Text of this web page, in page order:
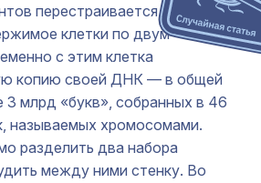
перестраивается,
клетки по двум
с этим клетка
копию своей ДНК — в общей
млрд «букв», собранных в 46
называемых хромосомами.
разделить два набора
между ними стенку. Во